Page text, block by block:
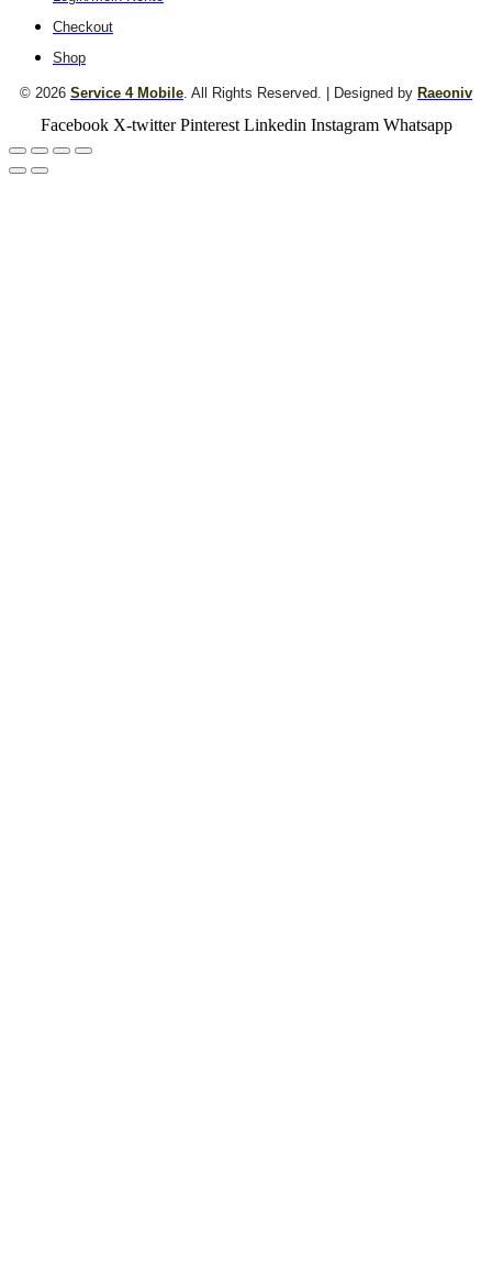
Checkout
Shop
© 2026 Service 4 Mobile . All Rights Reserved. | Designed by Raeoniv
Facebook X-twitter Pinterest Linkedin Instagram Whatsapp